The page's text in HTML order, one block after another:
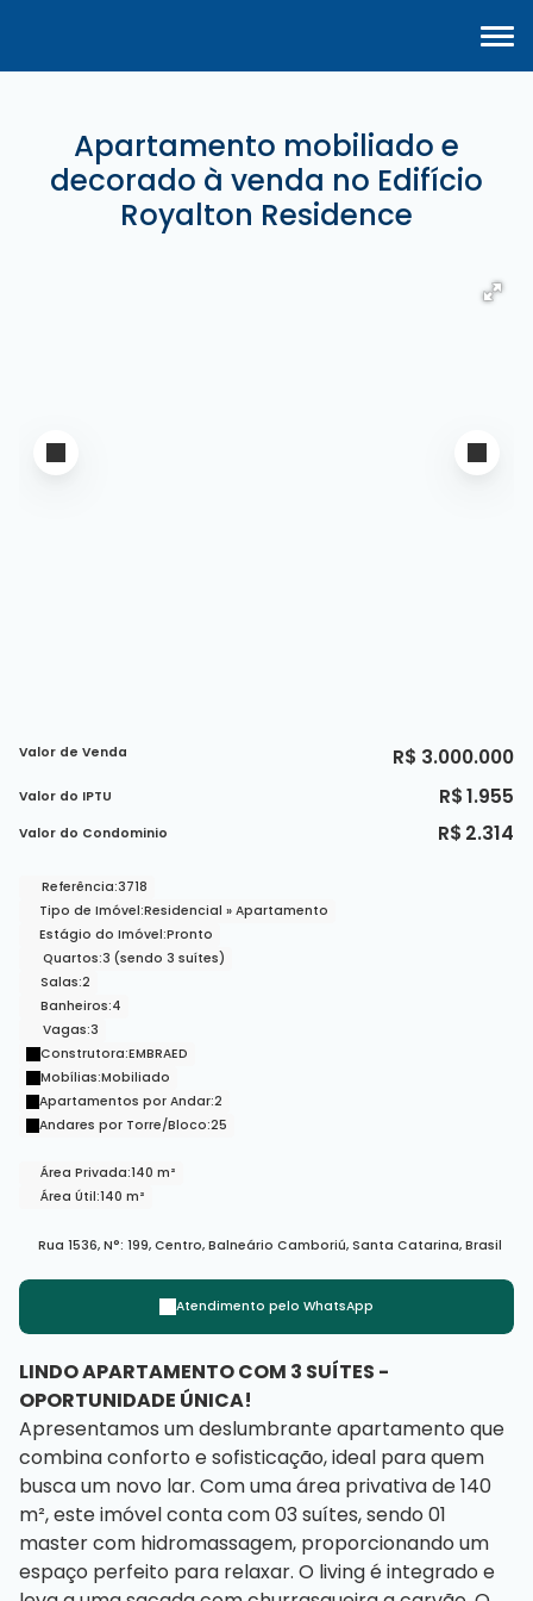
Apartamento mobiliado e
decorado à venda no Edifício
Royalton Residence
R$ 3.000.000
Valor de Venda
Valor do IPTU R$1.955
Valor do Condominio R$ 2.314
Referência:3718
Tipo de Imóvel:Residencial » Apartamento
Estágio do Imóvel:Pronto
Quartos:3 (sendo 3 suítes)
Salas:2
Banheiros:4
Vagas:3
Construtora:EMBRAED
Mobílias:Mobiliado
Apartamentos por Andar:2
Andares por Torre/Bloco:25
Área Privada:140 m²
Área Útil:140 m²
Rua 1536,N°: 199,Centro,Balneário Camboriú,Santa Catarina,Brasil
Atendimento pelo WhatsApp
LINDO APARTAMENTO COM 3 SUÍTES -
OPORTUNIDADE ÚNICA!
Apresentamos um deslumbrante apartamento que
combina conforto e sofisticação, ideal para quem
busca um novo lar. Com uma área privativa de 140
m², este imóvel conta com 03 suítes, sendo 01
master com hidromassagem, proporcionando um
espaço perfeito para relaxar. O living é integrado e